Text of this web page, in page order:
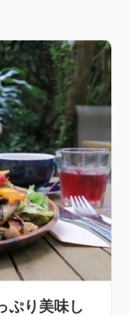
ぷり美味し